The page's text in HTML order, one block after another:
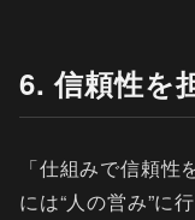
6. 信頼性を
「仕組みで信頼
には“人の営み”に